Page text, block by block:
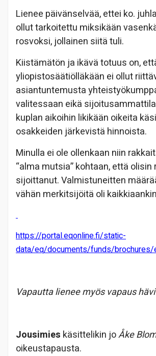
Lienee päivänselvää, ettei ko.
ollut tarkoitettu miksikään
rosvoksi, jollainen siitä tuli.
Kiistämätön ja ikävä totuus on,
yliopistosäätiölläkään ei ollut
asiantuntemusta
valitessaan eikä
kuplan aikoihin likikään oikeita
osakkeiden järkevistä hinnoista.
Minulla ei ole ollenkaan niin
“alma mutsia” kohtaan, että olisin
sijoittanut. Valmistuneitten
vähän merkitsijöitä oli
https://portal.eqonline.fi/static-
data/eq/documents/funds/brochures/
Vapautta lienee myös vapaus
Jousimies käsittelikin joÅke
oikeustapausta.